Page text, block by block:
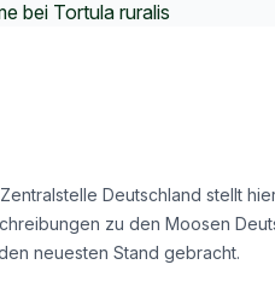
bei Tortula ruralis
Deutschland stellt
zu den Moosen
neuesten Stand gebracht.